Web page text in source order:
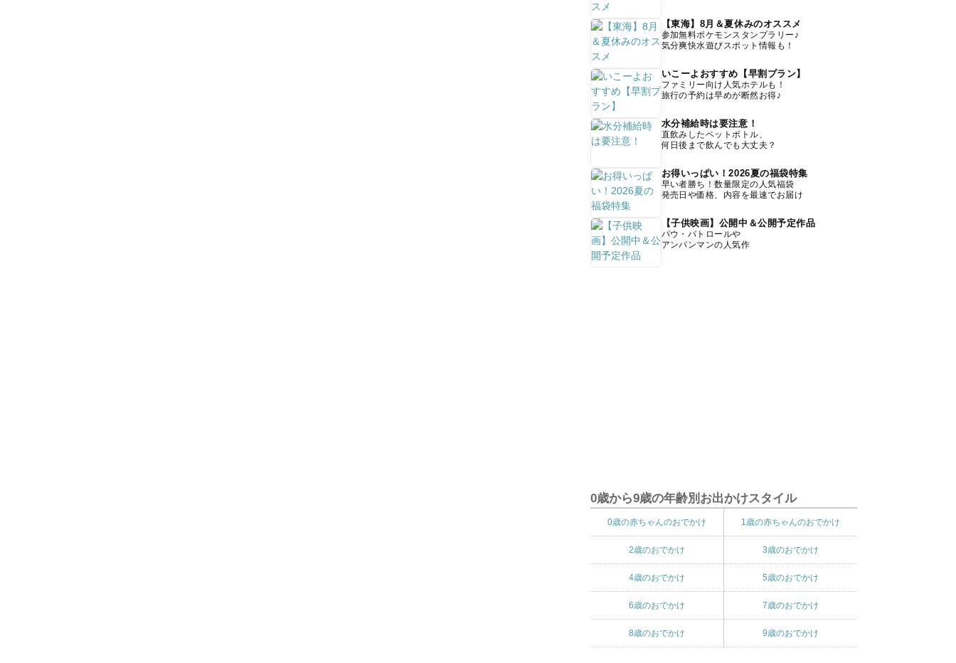
【東海】8月＆夏休みのオススメ
参加無料ポケモンスタンプラリー♪
気分爽快水遊びスポット情報も！
いこーよおすすめ【早割プラン】
ファミリー向け人気ホテルも！
旅行の予約は早めが断然お得♪
水分補給時は要注意！
直飲みしたペットボトル、
何日後まで飲んでも大丈夫？
お得いっぱい！2026夏の福袋特集
早い者勝ち！数量限定の人気福袋
発売日や価格、内容を最速でお届け
【子供映画】公開中＆公開予定作品
パウ・パトロールや
アンパンマンの人気作
0歳から9歳の年齢別お出かけスタイル
0歳の赤ちゃんのおでかけ 1歳の赤ちゃんのおでかけ
2歳のおでかけ 3歳のおでかけ
4歳のおでかけ 5歳のおでかけ
6歳のおでかけ 7歳のおでかけ
8歳のおでかけ 9歳のおでかけ